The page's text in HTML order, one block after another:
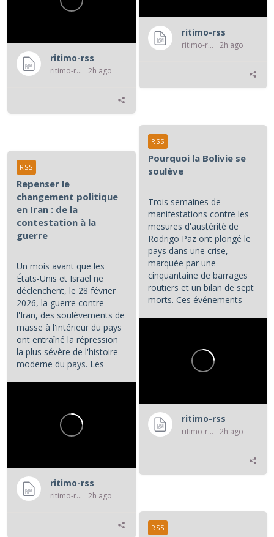
ritimo-rss
ritimo-rss 2h ago
ritimo-rss
ritimo-rss 2h ago
Pourquoi la Bolivie se
soulève
Trois semaines de
manifestations contre les
mesures d'austérité de
Rodrigo Paz ont plongé le
pays dans une crise,
marquée par une
cinquantaine de barrages
routiers et un bilan de sept
morts. Ces événements
ritimo-rss
ritimo-rss 2h ago
RSS
Repenser le
changement politique
en Iran : de la
contestation à la
guerre
Un mois avant que les
États-Unis et Israël ne
déclenchent, le 28 février
2026, la guerre contre
l'Iran, des soulèvements de
masse à l'intérieur du pays
ont entraîné la répression
la plus sévère de l'histoire
moderne du pays. Les
ritimo-rss
ritimo-rss 2h ago
RSS
RSS